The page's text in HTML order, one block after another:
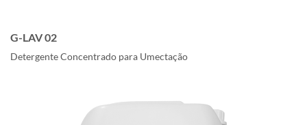
G-LAV 02
Detergente Concentrado para Umectação